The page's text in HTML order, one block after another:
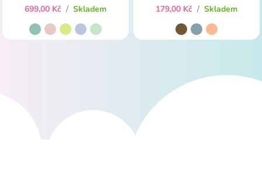
699,00 Kč / Skladem 179,00 Kč / Skladem